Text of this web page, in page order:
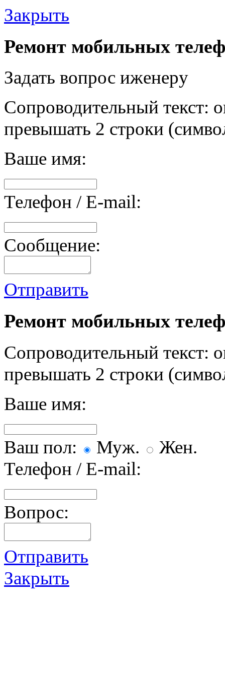
Закрыть
Ремонт мобильных
Задать вопрос иженеру
Сопроводительный текст:
превышать 2 строки
Ваше имя:
Телефон / E-mail:
Сообщение:
Отправить
Ремонт мобильных
Сопроводительный текст:
превышать 2 строки
Ваше имя:
Ваш пол: Муж.
Жен.
Телефон / E-mail:
Вопрос:
Отправить
Закрыть